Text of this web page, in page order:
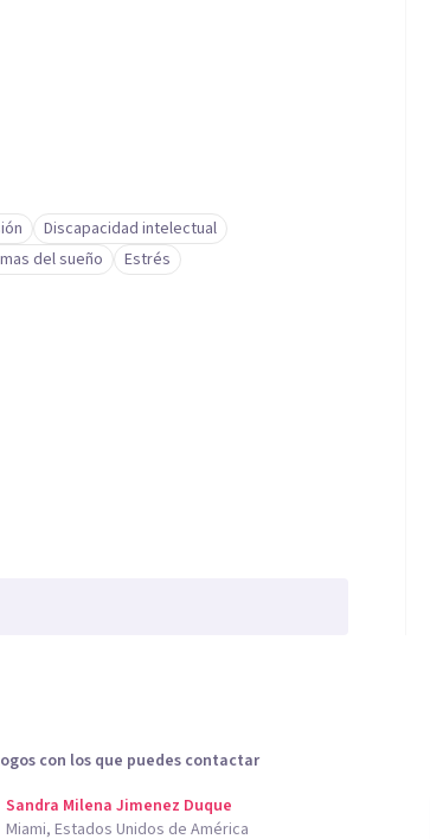
Discapacidad intelectual
del sueño Estrés
con los que puedes contactar
Sandra Milena Jimenez Duque
Miami, Estados Unidos de América